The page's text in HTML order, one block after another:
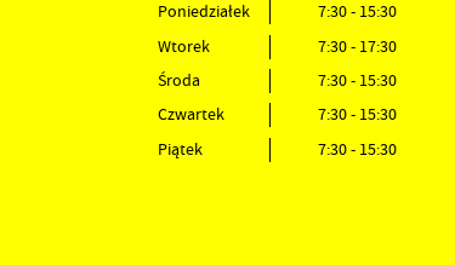
Poniedziałek
7:30 - 15:30
Wtorek
7:30 - 17:30
Środa
7:30 - 15:30
Czwartek
7:30 - 15:30
Piątek
7:30 - 15:30